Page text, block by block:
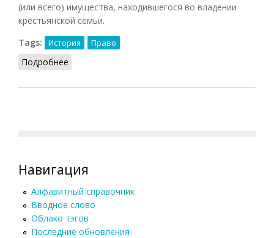
(или всего) имущества, находившегося во владении
крестьянской семьи.
Tags:
История Право
Подробнее
Навигация
Алфавитный справочник
Вводное слово
Облако тэгов
Последние обновления